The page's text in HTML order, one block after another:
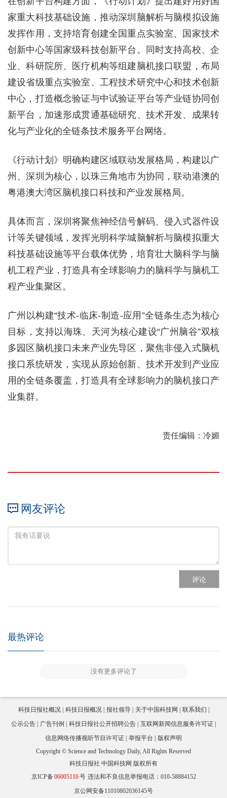
家重大科技基础设施，推动深圳脑解析与脑模拟设施
发挥作用，支持培育创建全国重点实验室、国家技术
创新中心等国家级科技创新平台。同时支持高校、企
业、科研院所、医疗机构等组建脑机接口联盟，布局
建设省级重点实验室、工程技术研究中心和技术创新
中心，打造概念验证与中试验证平台等产业链协同创
新平台，加速形成贯通基础研究、技术开发、成果转
化与产业化的全链条技术服务平台网络。
《行动计划》明确构建区域联动发展格局，构建以广
州、深圳为核心，以珠三角地市为协同，联动港澳的
粤港澳大湾区脑机接口科技和产业发展格局。
具体而言，深圳将聚焦神经信号解码、侵入式器件设
计等关键领域，发挥光明科学城脑解析与脑模拟重大
科技基础设施等平台载体优势，培育壮大脑科学与脑
机工程产业，打造具有全球影响力的脑科学与脑机工
程产业集聚区。
广州以构建“技术-临床-制造-应用”全链条生态为核心
目标，支持以海珠、天河为核心建设“广州脑谷”双核
多园区脑机接口未来产业先导区，聚焦非侵入式脑机
接口系统研发，实现从原始创新、技术开发到产业应
用的全链条覆盖，打造具有全球影响力的脑机接口产
业集群。
责任编辑：冷媚
网友评论
评论
最热评论
没有更多评论了
科技日报社概况 科技日报概况 报社领导 关于中国科技网
联系我们
公示公告
广告刊例 科技日报社公开招聘公告
互联网新闻信息服务许可证
信息网络传播视听节目许可证
举报平台
版权声明
Copyright © Science and Technology Daily, All Rights Reserved
科技日报社 中国科技网 版权所有
京ICP备06005116号 违法和不良信息举报电话：010-58884152
京公网安备11010802036145号